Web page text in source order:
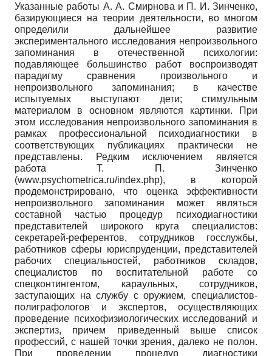
Указанные работы А. А. Смирнова и П. И. Зинченко,
базирующиеся на теории деятельности, во многом
определили дальнейшее развитие
экспериментального исследования непроизвольного
запоминания в отечественной психологии:
подавляющее большинство работ воспроизводят
парадигму сравнения произвольного и
непроизвольного запоминания; в качестве
испытуемых выступают дети; стимульным
материалом в основном являются картинки. При
этом исследования непроизвольного запоминания в
рамках профессиональной психодиагностики в
соответствующих публикациях практически не
представлены. Редким исключением является
работа Т. П. Зинченко
(www.psychometrica.ru/index.php), в которой
продемонстрировано, что оценка эффективности
непроизвольного запоминания может являться
составной частью процедур психодиагностики
представителей широкого круга специалистов:
секретарей-референтов, сотрудников госслужбы,
работников сферы юриспруденции, представителей
рабочих специальностей, работников складов,
специалистов по воспитательной работе со
спецконтингентом, караульных, сотрудников,
заступающих на службу с оружием, специалистов-
полиграфологов и экспертов, осуществляющих
проведение психофизиологических исследований и
экспертиз, причем приведенный выше список
профессий, с нашей точки зрения, далеко не полон.
При проведении процедур диагностики